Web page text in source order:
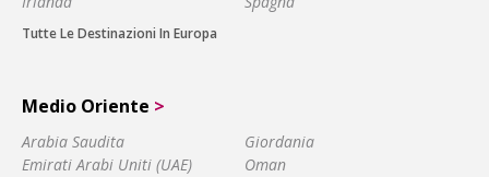
Tutte Le Destinazioni In Europa
Medio Oriente >
Arabia Saudita
Emirati Arabi Uniti (UAE)
Giordania
Oman